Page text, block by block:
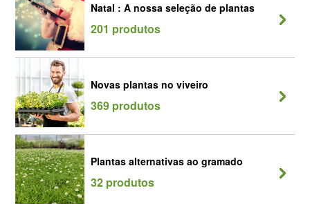
Natal : A nossa seleção de plantas
201 produtos
Novas plantas no viveiro
369 produtos
Plantas alternativas ao gramado
32 produtos